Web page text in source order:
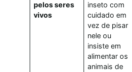
pelos seres
vivos
inseto com
cuidado em
vez de pisar
nele ou
insiste em
alimentar os
animais de